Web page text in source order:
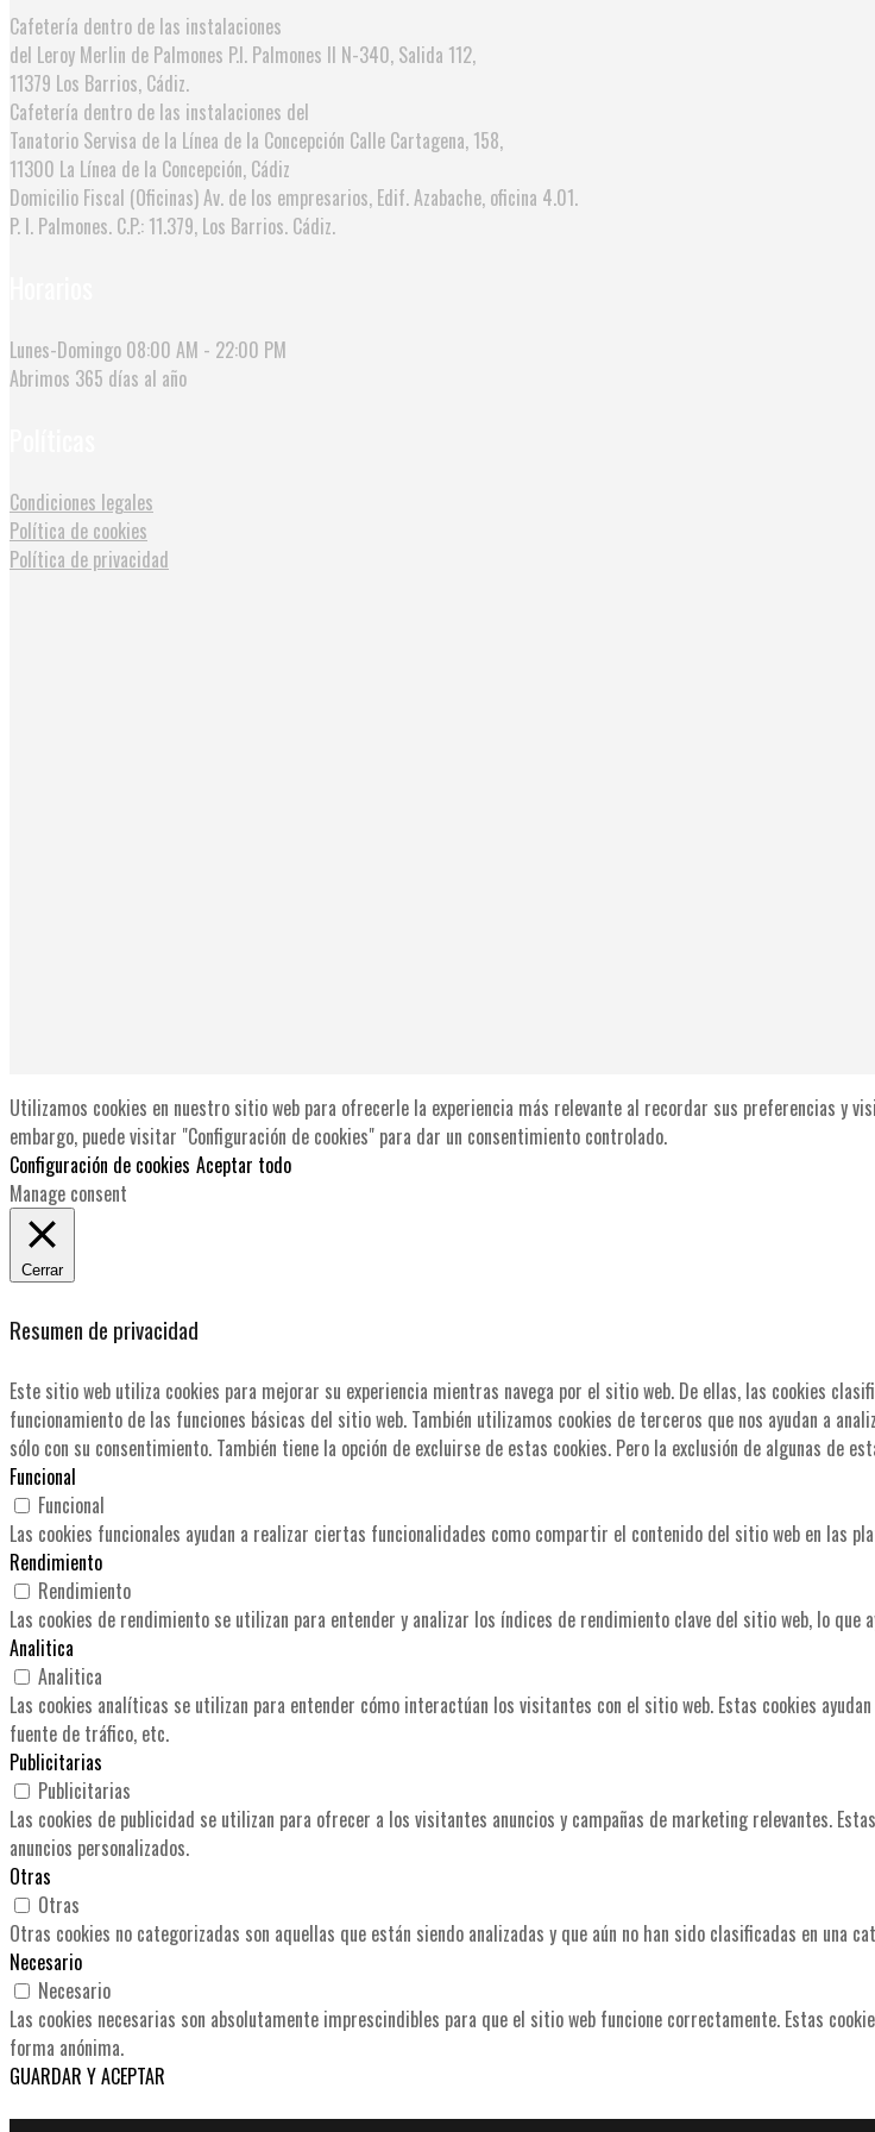
Cafetería dentro de las instalaciones
del Leroy Merlin de Palmones P.I. Palmones II N-340, Salida 112,
11379 Los Barrios, Cádiz.
Cafetería dentro de las instalaciones del
Tanatorio Servisa de la Línea de la Concepción Calle Cartagena, 158,
11300 La Línea de la Concepción, Cádiz
Domicilio Fiscal (Oficinas)Av. de los empresarios, Edif. Azabache, oficina 4.01.
P. I. Palmones. C.P.: 11.379, Los Barrios. Cádiz.
Lunes-Domingo 08:00 AM - 22:00 PM
Abrimos 365 días al año
Condiciones legales
Política de cookies
Política de privacidad
Utilizamos cookies en nuestro sitio web para ofrecerle la experiencia más relevante al recordar sus preferencias y
embargo, puede visitar "Configuración de cookies" para dar un consentimiento controlado.
Configuración de cookies Aceptar todo
Manage consent
Cerrar
Resumen de privacidad
Este sitio web utiliza cookies para mejorar su experiencia mientras navega por el sitio web. De ellas, las cookies
funcionamiento de las funciones básicas del sitio web. También utilizamos cookies de terceros que nos ayudan a
sólo con su consentimiento. También tiene la opción de excluirse de estas cookies. Pero la exclusión de algunas de
Funcional
Funcional
Las cookies funcionales ayudan a realizar ciertas funcionalidades como compartir el contenido del sitio web en
Rendimiento
Rendimiento
Las cookies de rendimiento se utilizan para entender y analizar los índices de rendimiento clave del sitio web, lo
Analitica
Analitica
Las cookies analíticas se utilizan para entender cómo interactúan los visitantes con el sitio web. Estas cookies
fuente de tráfico, etc.
Publicitarias
Publicitarias
Las cookies de publicidad se utilizan para ofrecer a los visitantes anuncios y campañas de marketing relevantes.
anuncios personalizados.
Otras
Otras
Otras cookies no categorizadas son aquellas que están siendo analizadas y que aún no han sido clasificadas en una
Necesario
Necesario
Las cookies necesarias son absolutamente imprescindibles para que el sitio web funcione correctamente. Estas
forma anónima.
GUARDAR Y ACEPTAR